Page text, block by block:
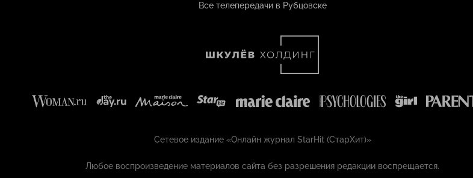
Все телепередачи в Рубцовске
Сетевое издание «Онлайн журнал StarHit (СтарХит)»
Любое воспроизведение материалов сайта без разрешения редакции воспрещается.